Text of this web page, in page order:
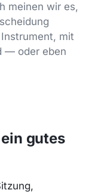
meinen wir es,
mit
— oder eben
gutes